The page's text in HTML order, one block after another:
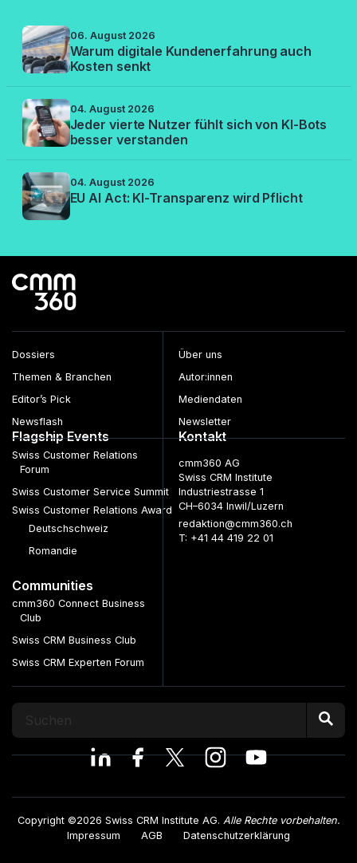
06. August 2026
Warum digitale Kundenerfahrung auch
Kosten senkt
04. August 2026
Jeder vierte Nutzer fühlt sich von KI-Bots
besser verstanden
04. August 2026
EU AI Act: KI-Transparenz wird Pflicht
Dossiers
Themen & Branchen
Editor’s Pick
Newsflash
Über uns
Autor:innen
Mediendaten
Newsletter
Flagship Events
Swiss Customer Relations
Forum
Swiss Customer Service Summit
Swiss Customer Relations Award
Deutschschweiz
Romandie
Communities
cmm360 Connect Business
Club
Swiss CRM Business Club
Swiss CRM Experten Forum
Kontakt
cmm360 AG
Swiss CRM Institute
Industriestrasse 1
CH–6034 Inwil/Luzern
redaktion@cmm360.ch
T: +41 44 419 22 01
Copyright ©2026 Swiss CRM Institute AG. Alle Rechte vorbehalten.
Impressum
AGB Datenschutzerklärung